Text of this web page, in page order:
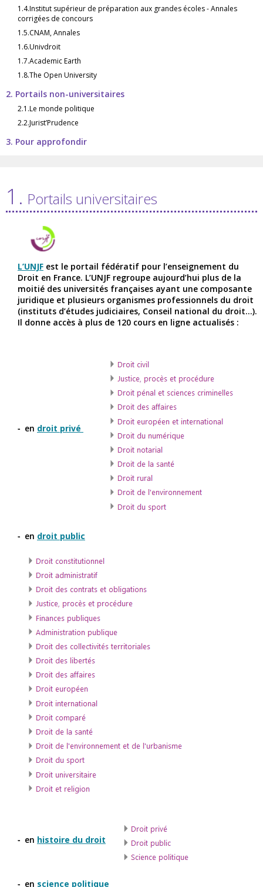
1.4.Institut supérieur de préparation aux grandes écoles - Annales
corrigées de concours
1.5.CNAM, Annales
1.6.Univdroit
1.7.Academic Earth
1.8.The Open University
2. Portails non-universitaires
2.1.Le monde politique
2.2.Jurist’Prudence
3. Pour approfondir
1. Portails universitaires
L’UNJF est le portail fédératif pour l’enseignement du
Droit en France. L’UNJF regroupe aujourd’hui plus de la
moitié des universités françaises ayant une composante
juridique et plusieurs organismes professionnels du droit
(instituts d’études judiciaires, Conseil national du droit...).
Il donne accès à plus de 120 cours en ligne actualisés :
en droit privé
en droit public
en histoire du droit
en science politique